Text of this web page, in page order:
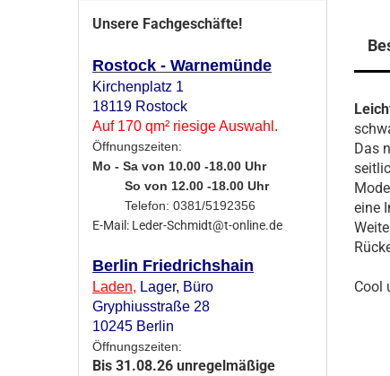
Das
eine
Cool
Unsere Fachgeschäfte!
Rostock - Warnemünde
Kirchenplatz 1
18119 Rostock
Auf 170 qm² riesige Auswahl.
Öffnungszeiten:
Mo - Sa von 10.00 -18.00 Uhr
So von 12.00 -18.00 Uhr
Telefon: 0381/5192356
E-Mail: Leder-Schmidt@t-online.de
Berlin Friedrichshain
Laden, Lager, Büro
Gryphiusstraße 28
10245 Berlin
Öffnungszeiten:
Bis 31.08.26 unregelmäßige